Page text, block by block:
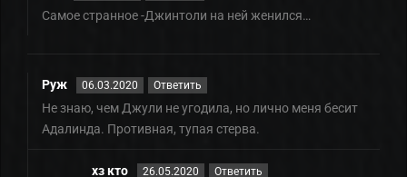
Самое странное -Джинтоли на ней женился…
Руж 06.03.2020 Ответить
Не знаю, чем Джули не угодила, но лично меня бесит
Адалинда. Противная, тупая стерва.
хз кто 26.05.2020 Ответить